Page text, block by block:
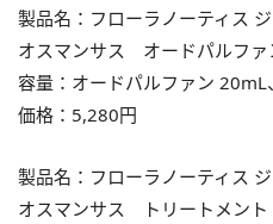
製品名：フローラノーティス
オスマンサス オードパルファ
容量：オードパルファン
価格：5,280円
製品名：フローラノーティス
オスマンサス トリートメント